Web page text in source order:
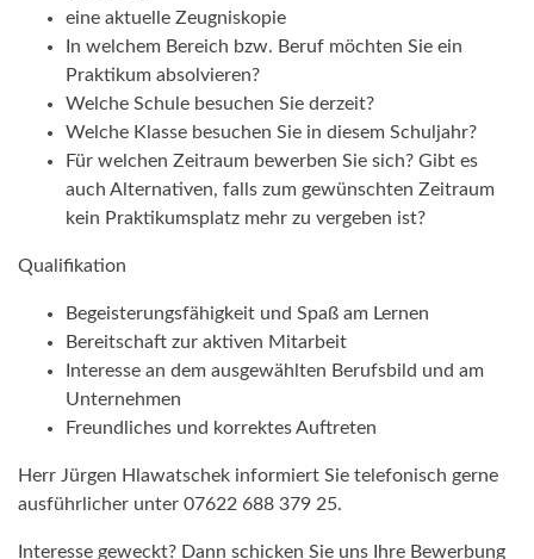
eine aktuelle Zeugniskopie
In welchem Bereich bzw. Beruf möchten Sie ein
Praktikum absolvieren?
Welche Schule besuchen Sie derzeit?
Welche Klasse besuchen Sie in diesem Schuljahr?
Für welchen Zeitraum bewerben Sie sich? Gibt es
auch Alternativen, falls zum gewünschten Zeitraum
kein Praktikumsplatz mehr zu vergeben ist?
Qualifikation
Begeisterungsfähigkeit und Spaß am Lernen
Bereitschaft zur aktiven Mitarbeit
Interesse an dem ausgewählten Berufsbild und am
Unternehmen
Freundliches und korrektes Auftreten
Herr Jürgen Hlawatschek informiert Sie telefonisch gerne
ausführlicher unter 07622 688 379 25.
Interesse geweckt? Dann schicken Sie uns Ihre Bewerbung